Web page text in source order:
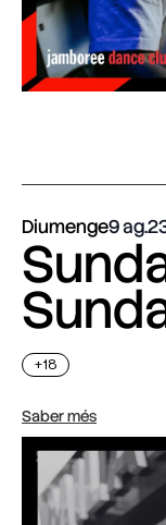
Diumenge9 ag.
+18
Saber més